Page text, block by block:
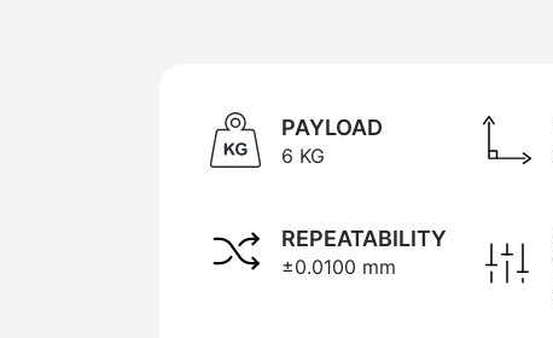
PAYLOAD
6 KG
REPEATABILITY
±0.0100 mm